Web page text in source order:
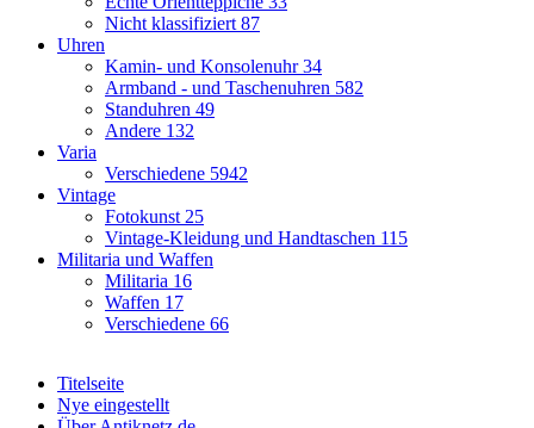
Nicht klassifiziert 87
Uhren
Kamin- und Konsolenuhr34
Armband - und Taschenuhren 582
Standuhren 49
Andere 132
Varia
Verschiedene 5942
Vintage
Fotokunst 25
Vintage-Kleidung und Handtaschen 115
Militaria und Waffen
Militaria 16
Waffen 17
Verschiedene 66
Titelseite
Nye eingestellt